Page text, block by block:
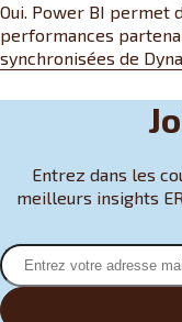
Oui. Power BI permet
performances
synchronisées de
Entrez dans les
meilleurs insights